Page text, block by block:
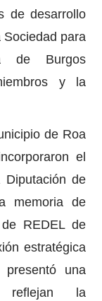
de desarrollo
para
de Burgos
y la
de Roa
el
Diputación de
memoria de
REDEL de
estratégica
una
reflejan la